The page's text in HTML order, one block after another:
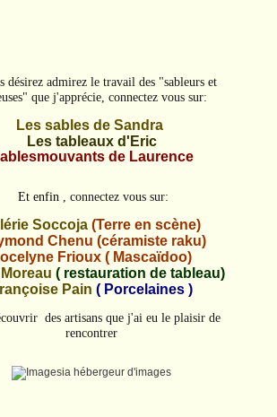
désirez admirez le travail des "sableurs et
que j'apprécie, connectez vous sur:
Les sables de Sandra
Les tableaux d'Eric
de Laurence
Et enfin , connectez vous sur:
Soccoja(Terre en scène)
Chenu (céramiste raku)
Frioux ( Mascaïdoo)
( restauration de tableau)
Pain ( Porcelaines )
des artisans que j'ai eu le plaisir de
rencontrer